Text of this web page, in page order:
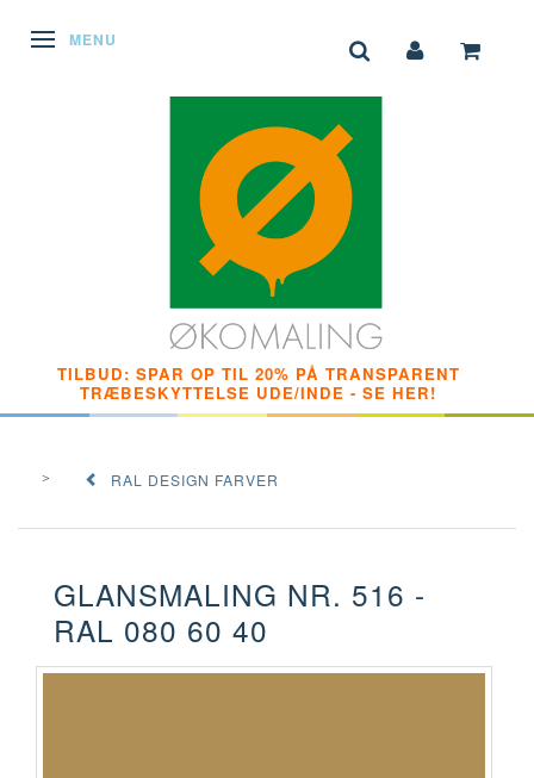
SKIFTE NAVIGATION
MENU
TILBUD: SPAR OP TIL 20% PÅ TRANSPARENT
TRÆBESKYTTELSE UDE/INDE - SE HER!
RAL DESIGN FARVER
GLANSMALING NR. 516 -
RAL 080 60 40